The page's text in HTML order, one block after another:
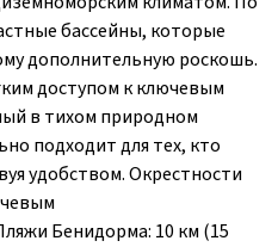
бассейны, которые
дополнительную роскошь.
доступом к ключевым
в тихом природном
подходит для тех, кто
удобством. Окрестности
Бенидорма: 10 км (15